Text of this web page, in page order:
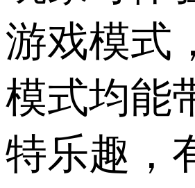
游戏模式
模式均能
特乐趣，